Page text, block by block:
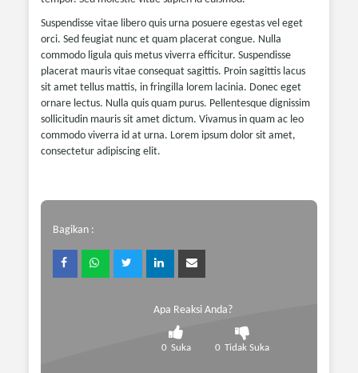
Suspendisse vitae libero quis urna posuere egestas vel eget
orci. Sed feugiat nunc et quam placerat congue. Nulla
commodo ligula quis metus viverra efficitur. Suspendisse
placerat mauris vitae consequat sagittis. Proin sagittis lacus
sit amet tellus mattis, in fringilla lorem lacinia. Donec eget
ornare lectus. Nulla quis quam purus. Pellentesque dignissim
sollicitudin mauris sit amet dictum. Vivamus in quam ac leo
commodo viverra id at urna. Lorem ipsum dolor sit amet,
consectetur adipiscing elit.
Bagikan :
Apa Reaksi Anda?
0 Suka 0 Tidak Suka